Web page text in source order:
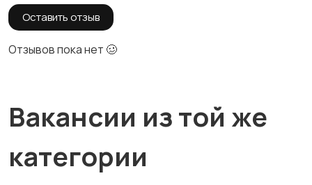
Оставить отзыв
Отзывов пока нет 🥴
Вакансии из той же
категории